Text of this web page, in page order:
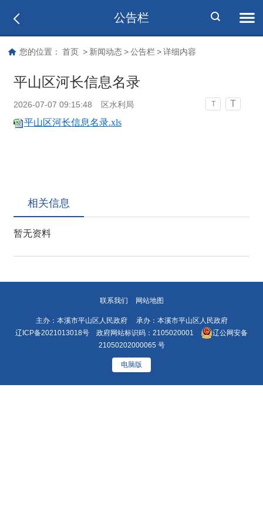
公告栏
您的位置： 首页 > 新闻动态 > 公告栏 > 详细内容
平山区河长信息名录
2026-07-07 09:15:48 区水利局 T
T
平山区河长信息名录.xls
相关信息
暂无资料
联系我们 网站地图
主办：本溪市平山区人民政府 承办：本溪市平山区人民政府
辽ICP备2021013018号 政府网站标识码：2105020001
辽公网安备
21050202000065 号
电脑版